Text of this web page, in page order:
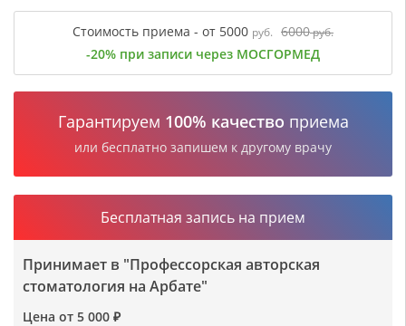
Стоимость приема - от 5000 руб. 6000руб.
-20% при записи через МОСГОРМЕД
Гарантируем 100% качество приема
или бесплатно запишем к другому врачу
Бесплатная запись на прием
Принимает в "Профессорская авторская
стоматология на Арбате"
Цена от 5 000 ₽